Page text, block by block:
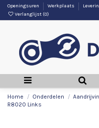
Openingsuren Werkplaats
Verlanglijst (0)
Home Onderdelen
R8020 Links